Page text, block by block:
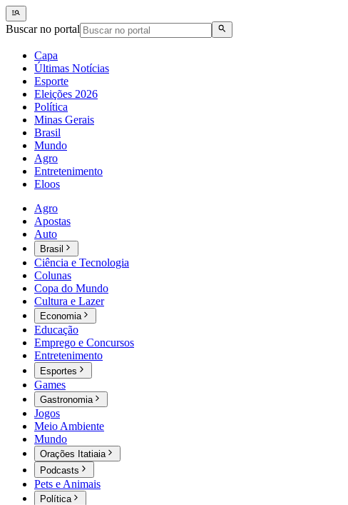
Buscar no portal
Capa
Últimas Notícias
Esporte
Eleições 2026
Política
Minas Gerais
Brasil
Mundo
Agro
Entretenimento
Eloos
Agro
Apostas
Auto
Brasil
Ciência e Tecnologia
Colunas
Copa do Mundo
Cultura e Lazer
Economia
Educação
Emprego e Concursos
Entretenimento
Esportes
Games
Gastronomia
Jogos
Meio Ambiente
Mundo
Orações Itatiaia
Podcasts
Pets e Animais
Política